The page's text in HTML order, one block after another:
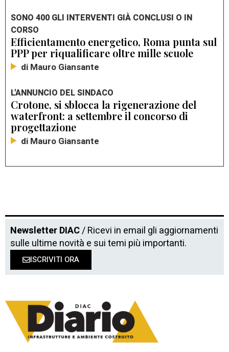
SONO 400 GLI INTERVENTI GIÀ CONCLUSI O IN
CORSO
Efficientamento energetico, Roma punta sul
PPP per riqualificare oltre mille scuole
di Mauro Giansante
L'ANNUNCIO DEL SINDACO
Crotone, si sblocca la rigenerazione del
waterfront: a settembre il concorso di
progettazione
di Mauro Giansante
Newsletter DIAC/ Ricevi in email gli aggiornamenti
sulle ultime novità e sui temi più importanti.
ISCRIVITI ORA